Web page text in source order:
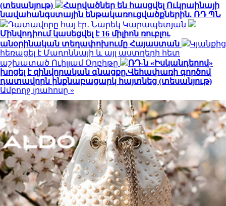
(տեսանյութ)
Հարվածներ են հասցվել Ուկրաինայի
նավահանգստային ենթակառուցվածքներին. ՌԴ ՊՆ
Դատավորը հայ էր․ Նարեկ Կարապետյան
Մինվոդիում կասեցվել է 16 միլիոն ռուբլու
անօրինական տեղափոխումը Հայաստան
Կյանքից
հեռացել է Մադոննայի և այլ աստղերի հետ
աշխատած Ուիլյամ Օրբիթը
ՌԴ-ն «Իսկանդերով»
խոցել է զինվորական գնացքը.Վեհափառի գործով
դատավորն ինքնաբացարկ հայտնեց (տեսանյութ)
Ամբողջ լրահոսը »